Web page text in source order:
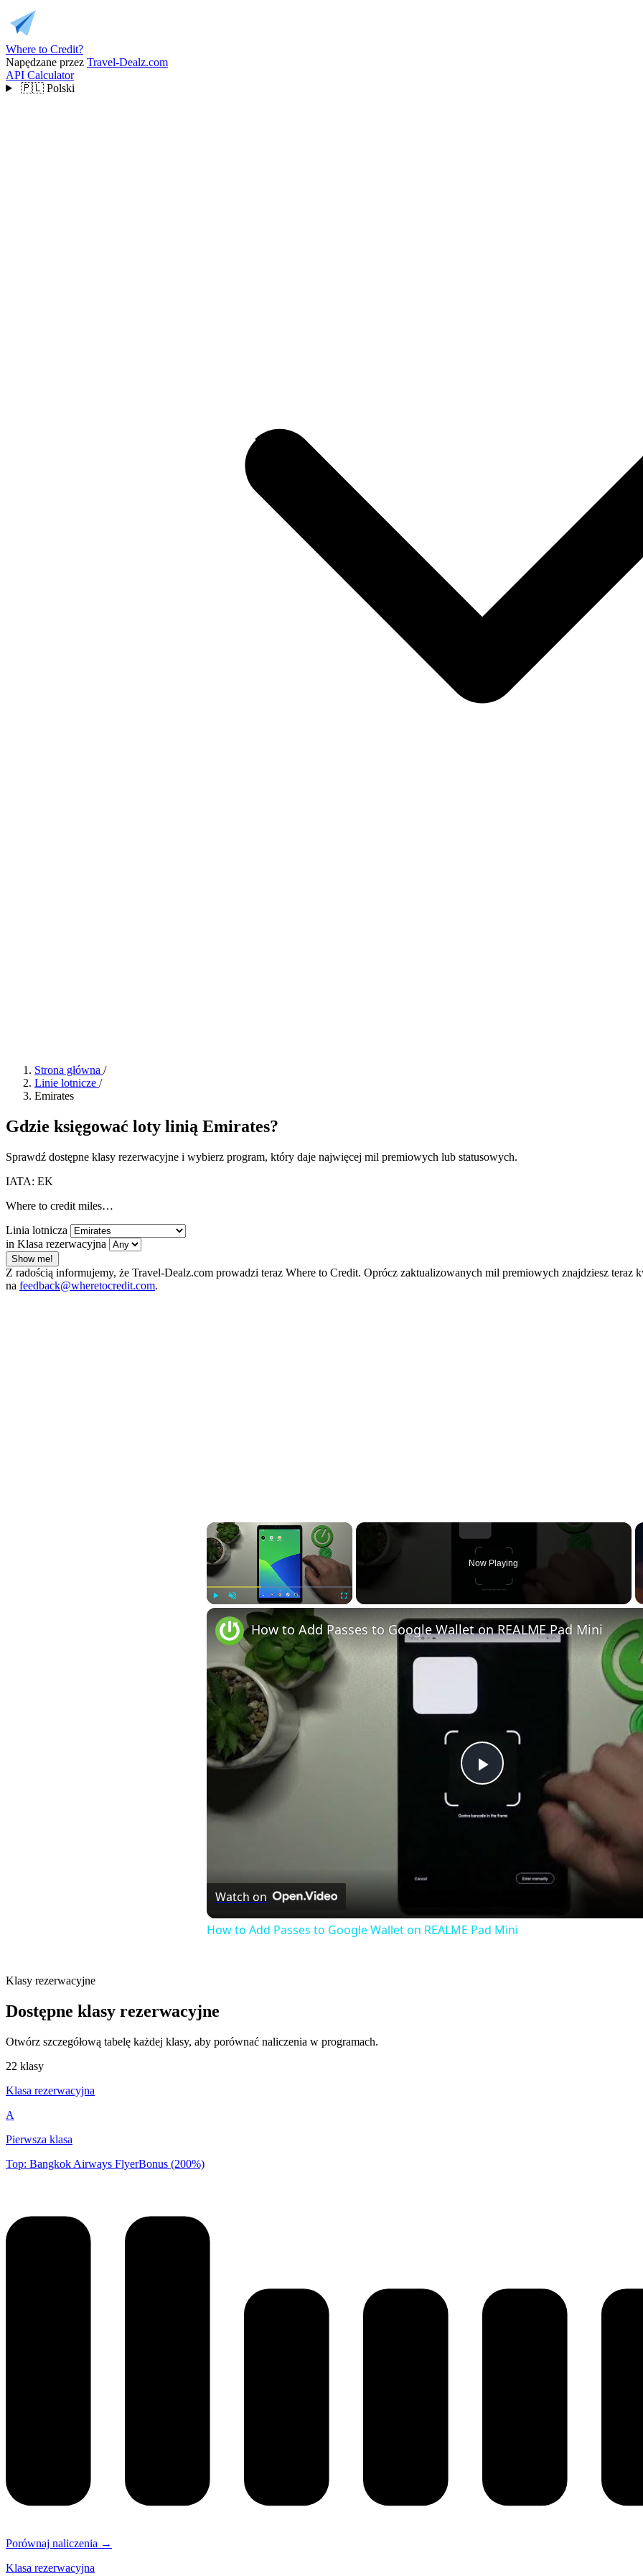
Where to Credit?
Napędzane przez Travel-Dealz.com
API Calculator
🇵🇱 Polski
Strona główna /
Linie lotnicze /
Emirates
Gdzie księgować loty linią Emirates?
Sprawdź dostępne klasy rezerwacyjne i wybierz program, który daje najwięcej mil premiowych lub statusowych.
IATA: EK
Where to credit miles…
Linia lotnicza
in Klasa rezerwacyjna
Show me!
Z radością informujemy, że Travel-Dealz.com prowadzi teraz Where to Credit. Oprócz zaktualizowanych mil premiowych znajdziesz
na feedback@wheretocredit.com.
×
Now Playing
Play
How to Add Passes to Google Wallet on REALME Pad Mini
Watch on
How to Add Passes to Google Wallet on REALME Pad Mini
Klasy rezerwacyjne
Dostępne klasy rezerwacyjne
Otwórz szczegółową tabelę każdej klasy, aby porównać naliczenia w programach.
22 klasy
Klasa rezerwacyjna
A
Pierwsza klasa
Top: Bangkok Airways FlyerBonus (200%)
Porównaj naliczenia →
Klasa rezerwacyjna